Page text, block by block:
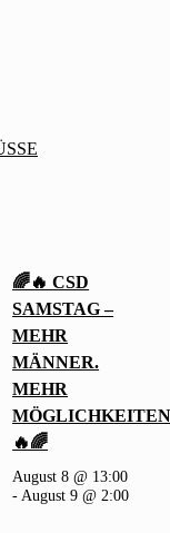
🌈🔥 CSD
SAMSTAG –
MEHR
MÄNNER.
MEHR
🔥🌈
August 8 @ 13:00
- August 9 @ 2:00